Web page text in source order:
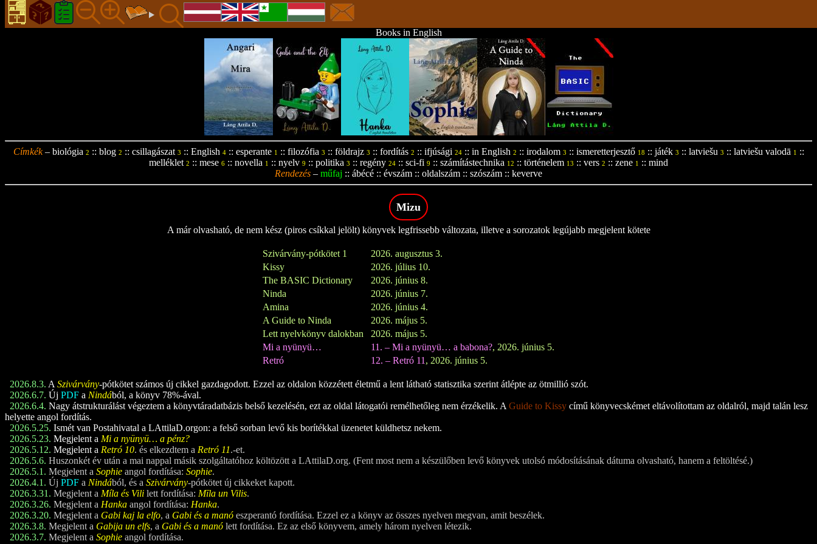
Books in English
Címkék– biológia 2 :: blog 2 :: csillagászat 3 :: English 4:: esperante 1 :: filozófia 3 :: földrajz 3 :: fordítás 2 :: ifjúsági 24:: in English 2 :: irodalom 3 :: ismeretterjesztő 18 :: játék 3 :: latviešu 3 :: latviešu valodā 1
::
melléklet 2 :: mese 6 :: novella 1 :: nyelv 9 :: politika 3 :: regény 24 :: sci-fi 9 :: számítástechnika 12 :: történelem 13 :: vers 2 :: zene 1 :: mind
Rendezés – műfaj :: ábécé :: évszám :: oldalszám :: szószám :: keverve
Mizu
A már olvasható, de nem kész (piros csíkkal jelölt) könyvek legfrissebb változata, illetve a sorozatok legújabb megjelent kötete
Szivárvány-pótkötet 1
2026. augusztus 3.
Kissy
2026. július 10.
The BASIC Dictionary
2026. június 8.
Ninda
2026. június 7.
Amina
2026. június 4.
A Guide to Ninda
2026. május 5.
Lett nyelvkönyv dalokban
2026. május 5.
Mi a nyünyü…
11. – Mi a nyünyü… a babona?, 2026. június 5.
Retró
12. – Retró 11 , 2026. június 5.
2026.8.3. A Szivárvány-pótkötet számos új cikkel gazdagodott. Ezzel az oldalon közzétett életmű a lent látható statisztika szerint átlépte az ötmillió szót.
2026.6.7. Új PDF a Nindából, a könyv 78%-ával.
2026.6.4. Nagy átstrukturálást végeztem a könyvtáradatbázis belső kezelésén, ezt az oldal látogatói remélhetőleg nem érzékelik. A Guide to Kissy című könyvecskémet eltávolítottam az oldalról, majd talán lesz
helyette angol fordítás.
2026.5.25. Ismét van Postahivatal a LAttilaD.orgon: a felső sorban levő kis borítékkal üzenetet küldhetsz nekem.
2026.5.23. Megjelent a Mi a nyünyü… a pénz?
2026.5.12. Megjelent a Retró 10. és elkezdtem a Retró 11.-et.
2026.5.6. Huszonkét év után a mai nappal másik szolgáltatóhoz költözött a LAttilaD.org. (Fent most nem a készülőben levő könyvek utolsó módosításának dátuma olvasható, hanem a feltöltésé.)
2026.5.1. Megjelent a Sophie angol fordítása: Sophie.
2026.4.1. Új PDF a Nindából, és a Szivárvány-pótkötet új cikkeket kapott.
2026.3.31. Megjelent a Míla és Vili lett fordítása: Mīla un Vilis.
2026.3.26. Megjelent a Hanka angol fordítása: Hanka.
2026.3.20. Megjelent a Gabi kaj la elfo, a Gabi és a manó eszperantó fordítása. Ezzel ez a könyv az összes nyelven megvan, amit beszélek.
2026.3.8. Megjelent a Gabija un elfs, a Gabi és a manó lett fordítása. Ez az első könyvem, amely három nyelven létezik.
2026.3.7. Megjelent a Sophie angol fordítása.